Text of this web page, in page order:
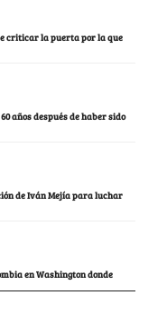
criticar la puerta por la que
años después de haber sido
de Iván Mejía para luchar
en Washington donde